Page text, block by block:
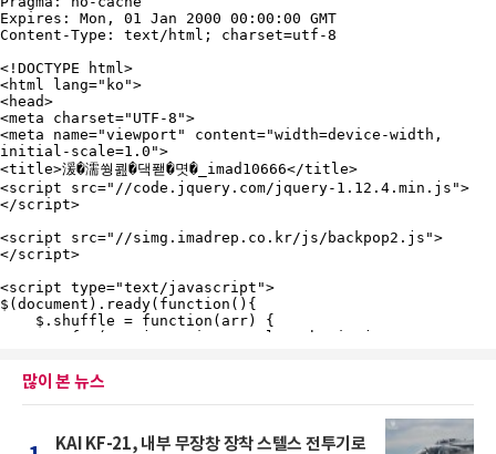
많이 본 뉴스
KAI KF-21, 내부 무장창 장착 스텔스 전투기로